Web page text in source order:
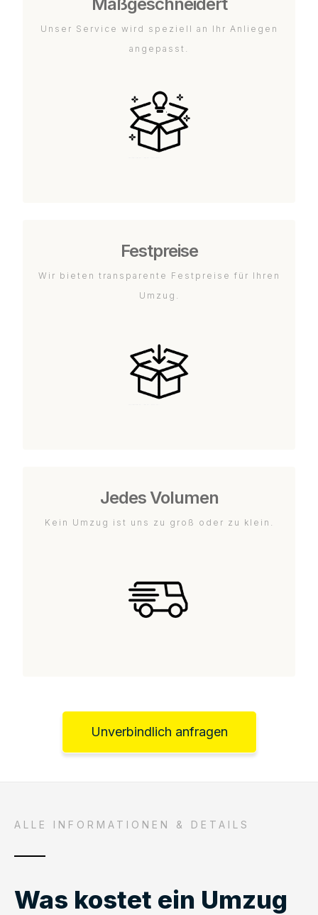
Unser Service wird speziell an Ihr Anliegen
angepasst.
Festpreise
Wir bieten transparente Festpreise für Ihren
Umzug.
Jedes Volumen
Kein Umzug ist uns zu groß oder zu klein.
Unverbindlich anfragen
ALLE INFORMATIONEN & DETAILS
Was kostet ein Umzug